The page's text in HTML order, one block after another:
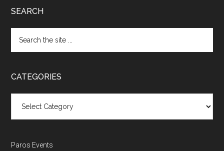
SEARCH
the
CATEGORIES
Paros Events